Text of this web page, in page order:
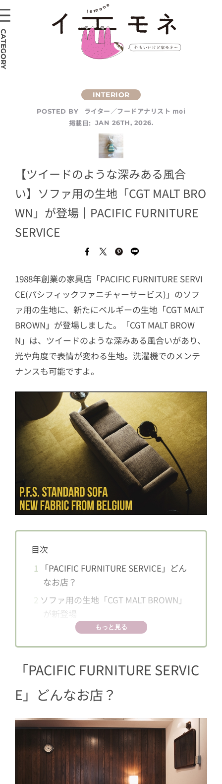
POSTED BY
ライター／フードアナリスト moi
掲載日:
JAN 26TH, 2026.
【ツイードのような深みある風合
い】ソファ用の生地「CGT MALT BRO
WN」が登場｜PACIFIC FURNITURE
SERVICE
1988年創業の家具店「PACIFIC FURNITURE SERVI
CE(パシフィックファニチャーサービス)」のソフ
ァ用の生地に、新たにベルギーの生地「CGT MALT
BROWN」が登場しました。「CGT MALT BROW
N」は、ツイードのような深みある風合いがあり、
光や角度で表情が変わる生地。洗濯機でのメンテ
ナンスも可能ですよ。
目次
1
「PACIFIC FURNITURE SERVICE」どん
なお店？
2 ソファ用の生地「CGT MALT BROWN」
が新登場
もっと見る
「PACIFIC FURNITURE SERVIC
E」どんなお店？